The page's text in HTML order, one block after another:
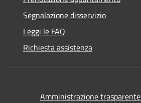
Segnalazione disservizio
Leggi le FAQ
Richiesta assistenza
Amministrazione trasparente